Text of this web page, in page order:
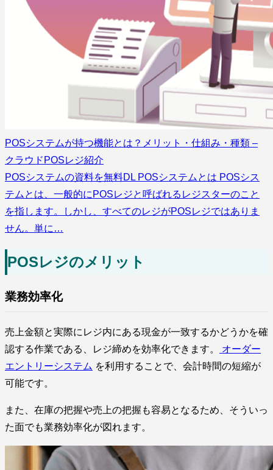
POSシステムが持つ機能とは？メリット・仕組み・種類 –
クラウドPOSレジ紹介
POSシステムの資料を無料DL POSシステムとは POSシス
テムとは、一般的にPOSレジと呼ばれるレジスターのこと
を指します。しかし、すべてのレジがPOSレジではありま
せん。単に…
POSレジのメリット
業務効率化
売上金額と実際にレジ内にある現金が一致するかどうかを確
認する作業である、レジ締めを効率化できます。
オーダー
エントリーシステム を利用することで、会計時間の短縮が
可能です。
また、在庫の把握や売上の把握も容易となるため、そういっ
た面でも業務効率化が図れます。